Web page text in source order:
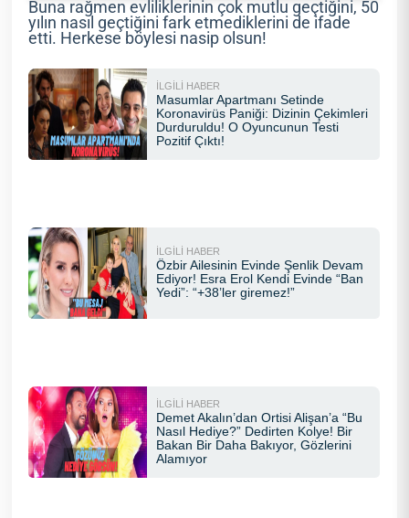
Buna rağmen evliliklerinin çok mutlu geçtiğini, 50
yılın nasıl geçtiğini fark etmediklerini de ifade
etti. Herkese böylesi nasip olsun!